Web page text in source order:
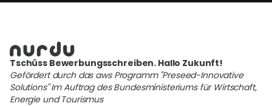
Tschüss Bewerbungsschreiben. Hallo Zukunft!
Gefördert durch das aws Programm "Preseed-Innovative
Solutions" Im Auftrag des Bundesministeriums für Wirtschaft,
Energie und Tourismus